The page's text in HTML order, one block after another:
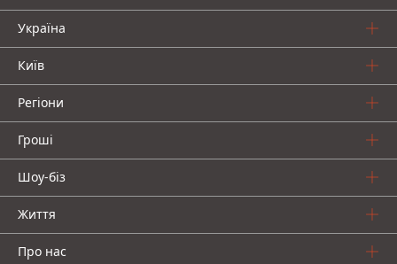
Україна
Київ
Регіони
Гроші
Шоу-біз
Життя
Про нас